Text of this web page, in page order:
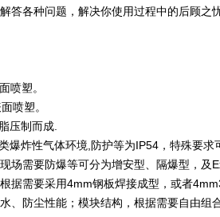
答各种问题，解决你使用过程中的后顾之忧
喷塑。
喷塑。
压制而成.
爆炸性气体环境,防护等为IP54，特殊要求
场需要防爆等可分为增安型、隔爆型，及
据需要采用4mm钢板焊接成型，或者
、防尘性能；模块结构，根据需要自由组